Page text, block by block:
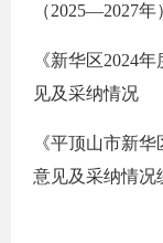
（2025—2027
《新华区2024
见及采纳情况
《平顶山市新
意见及采纳情况